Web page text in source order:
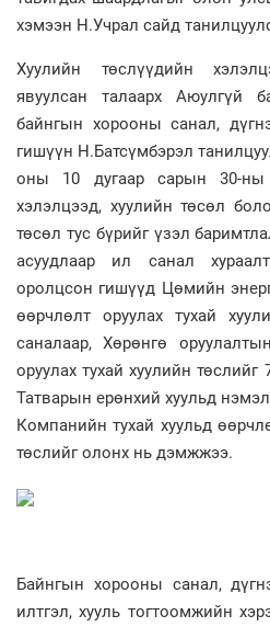
хэмээн Н.Учрал сайд
Хуулийн төслүүдийн
явуулсан талаарх Аюулгүй
байнгын хорооны санал,
гишүүн Н.Батсүмбэрэл
оны 10 дугаар сарын 30-ны
хэлэлцээд, хуулийн төсөл
төсөл тус бүрийг үзэл
асуудлаар ил санал
оролцсон гишүүд Цөмийн
өөрчлөлт оруулах тухай
саналаар, Хөрөнгө
оруулах тухай хуулийн
Татварын ерөнхий хуульд
Компанийн тухай хуульд
төслийг олонх нь дэмжжээ.
Байнгын хорооны санал,
илтгэл, хууль тогтоомжийн